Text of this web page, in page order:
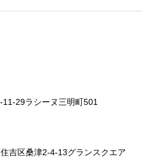
29ラシーヌ三明町501
吉区桑津2-4-13グランスクエア